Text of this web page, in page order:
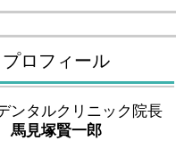
プロフィール
ンタルクリニック院長
馬見塚賢一郎